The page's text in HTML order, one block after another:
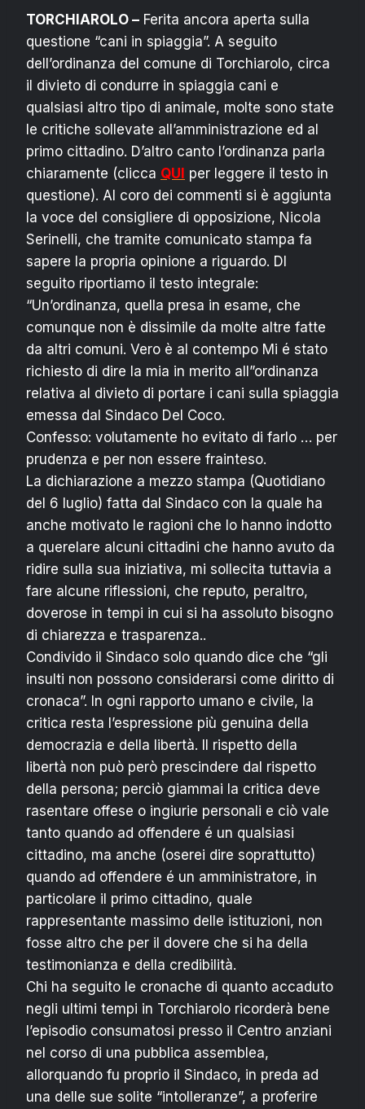
TORCHIAROLO – Ferita ancora aperta sulla
questione “cani in spiaggia”. A seguito
dell’ordinanza del comune di Torchiarolo, circa
il divieto di condurre in spiaggia cani e
qualsiasi altro tipo di animale, molte sono state
le critiche sollevate all’amministrazione ed al
primo cittadino. D’altro canto l’ordinanza parla
chiaramente (clicca QUI per leggere il testo in
questione). Al coro dei commenti si è aggiunta
la voce del consigliere di opposizione, Nicola
Serinelli, che tramite comunicato stampa fa
sapere la propria opinione a riguardo. DI
seguito riportiamo il testo integrale:
“Un’ordinanza, quella presa in esame, che
comunque non è dissimile da molte altre fatte
da altri comuni. Vero è al contempo Mi é stato
richiesto di dire la mia in merito all”ordinanza
relativa al divieto di portare i cani sulla spiaggia
emessa dal Sindaco Del Coco.
Confesso: volutamente ho evitato di farlo … per
prudenza e per non essere frainteso.
La dichiarazione a mezzo stampa (Quotidiano
del 6 luglio) fatta dal Sindaco con la quale ha
anche motivato le ragioni che lo hanno indotto
a querelare alcuni cittadini che hanno avuto da
ridire sulla sua iniziativa, mi sollecita tuttavia a
fare alcune riflessioni, che reputo, peraltro,
doverose in tempi in cui si ha assoluto bisogno
di chiarezza e trasparenza..
Condivido il Sindaco solo quando dice che “gli
insulti non possono considerarsi come diritto di
cronaca”. In ogni rapporto umano e civile, la
critica resta l’espressione più genuina della
democrazia e della libertà. Il rispetto della
libertà non può però prescindere dal rispetto
della persona; perciò giammai la critica deve
rasentare offese o ingiurie personali e ciò vale
tanto quando ad offendere é un qualsiasi
cittadino, ma anche (oserei dire soprattutto)
quando ad offendere é un amministratore, in
particolare il primo cittadino, quale
rappresentante massimo delle istituzioni, non
fosse altro che per il dovere che si ha della
testimonianza e della credibilità.
Chi ha seguito le cronache di quanto accaduto
negli ultimi tempi in Torchiarolo ricorderà bene
l’episodio consumatosi presso il Centro anziani
nel corso di una pubblica assemblea,
allorquando fu proprio il Sindaco, in preda ad
una delle sue solite “intolleranze”, a proferire